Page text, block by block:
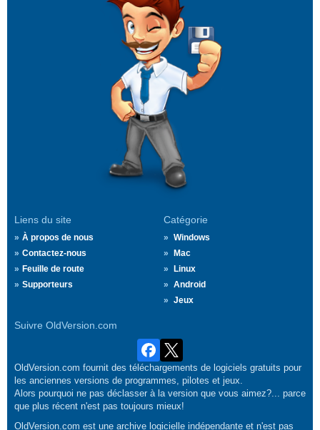
Liens du site
À propos de nous
Contactez-nous
Feuille de route
Supporteurs
Catégorie
Windows
Mac
Linux
Android
Jeux
Suivre OldVersion.com
OldVersion.com fournit des téléchargements de logiciels gratuits pour
les anciennes versions de programmes, pilotes et jeux.
Alors pourquoi ne pas déclasser à la version que vous aimez?... parce
que plus récent n'est pas toujours mieux!
OldVersion.com est une archive logicielle indépendante et n'est pas